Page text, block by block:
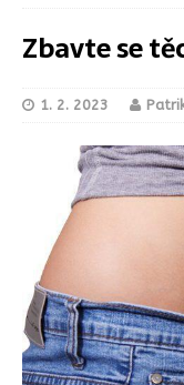
Zbavte se
1. 2. 2023